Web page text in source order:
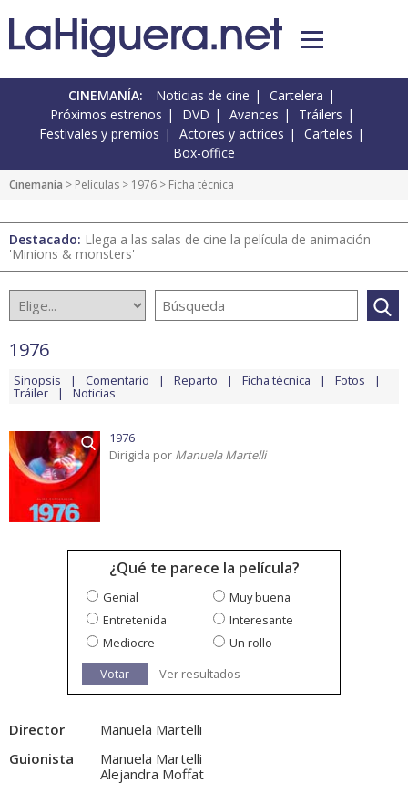
CINEMANÍA: Noticias de cine
Cartelera
Próximos estrenos
DVD Avances
Tráilers
Festivales y premios
Actores y actrices
Carteles
Box-office
Cinemanía > Películas > 1976 > Ficha técnica
Destacado: Llega a las salas de cine la película de animación
'Minions & monsters'
1976
Sinopsis Comentario Reparto Ficha técnica Fotos
Tráiler Noticias
1976
Dirigida por Manuela Martelli
¿Qué te parece la película?
Genial
Muy buena
Entretenida
Interesante
Mediocre
Un rollo
Votar
Ver resultados
Director
Manuela Martelli
Guionista
Manuela Martelli
Alejandra Moffat